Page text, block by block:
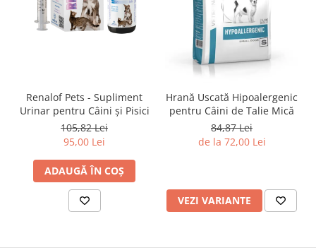
Renalof Pets - Supliment
Urinar pentru Câini și Pisici
105,82 Lei
95,00 Lei
ADAUGĂ ÎN COȘ
Hrană Uscată Hipoalergenic
pentru Câini de Talie Mică
84,87 Lei
de la 72,00 Lei
VEZI VARIANTE